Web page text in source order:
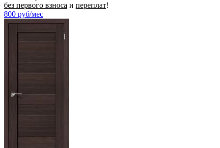
без первого взноса и переплат!
800 руб/мес